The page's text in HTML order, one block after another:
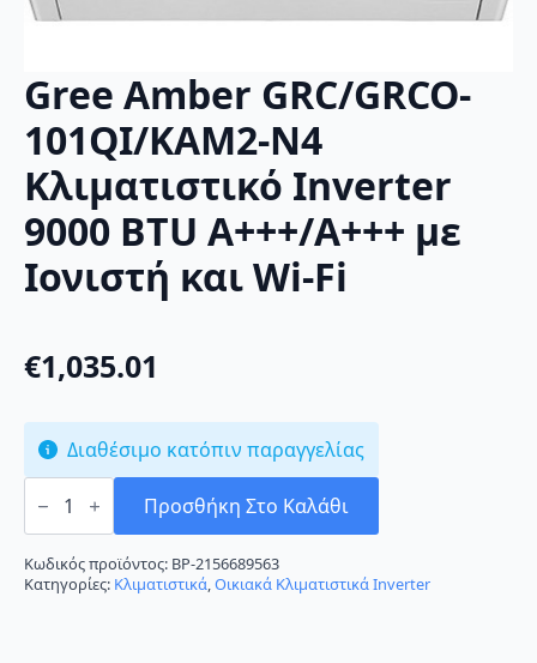
Gree Amber GRC/GRCO-
101QI/KAM2-N4
Κλιματιστικό Inverter
9000 BTU A+++/A+++ με
Ιονιστή και Wi-Fi
€1,035.01
Διαθέσιμο κατόπιν παραγγελίας
Gree
Amber
101QI/KAM2-
N4
Κλιματιστικό
Inverter
Προσθήκη Στο Καλάθι
Κωδικός προϊόντος: BP-2156689563
Κατηγορίες: Κλιματιστικά,Οικιακά Κλιματιστικά Inverter